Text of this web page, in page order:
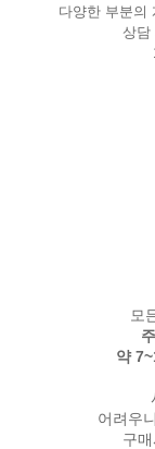
다양한 부분의
상담
모
약
어려우
구